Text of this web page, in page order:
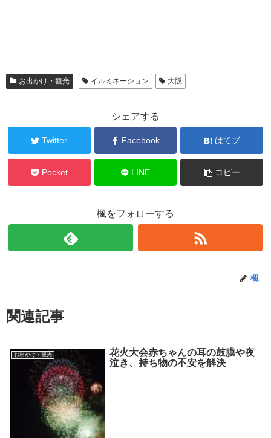
お出かけ・観光 イルミネーション 大阪
シェアする
Twitter Facebook はてブ
Pocket LINE コピー
楓をフォローする
楓
関連記事
お出かけ・観光
花火大会赤ちゃんの耳の鼓膜や夜
泣き、持ち物の不安を解決